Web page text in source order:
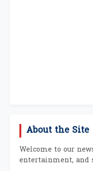
About the Site
Welcome to our
entertainment, and